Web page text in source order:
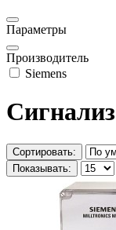
Параметры
Производитель
Siemens
Сортировать:
Показывать: